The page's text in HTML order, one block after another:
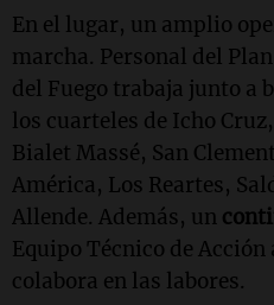
En el lugar, un amplio
marcha. Personal del
del Fuego trabaja junto a
los cuarteles de Icho
Bialet Massé, San
América, Los Reartes,
Allende. Además, un
Equipo Técnico de
colabora en las labores.